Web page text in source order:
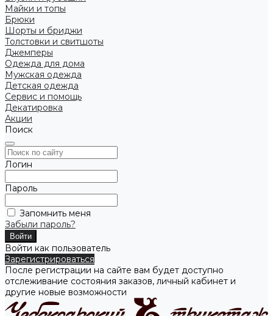
Майки и топы
Брюки
Шорты и бриджи
Толстовки и свитшоты
Джемперы
Одежда для дома
Мужская одежда
Детская одежда
Сервис и помощь
Декатировка
Акции
Поиск
Логин
Пароль
Запомнить меня
Забыли пароль?
Войти как пользователь
Зарегистрироваться
После регистрации на сайте вам будет доступно
отслеживание состояния заказов, личный кабинет и
другие новые возможности